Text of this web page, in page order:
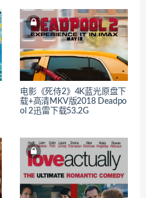
电影《死侍2》4K蓝光原盘下
载+高清MKV版2018 Deadpo
ol 2迅雷下载53.2G